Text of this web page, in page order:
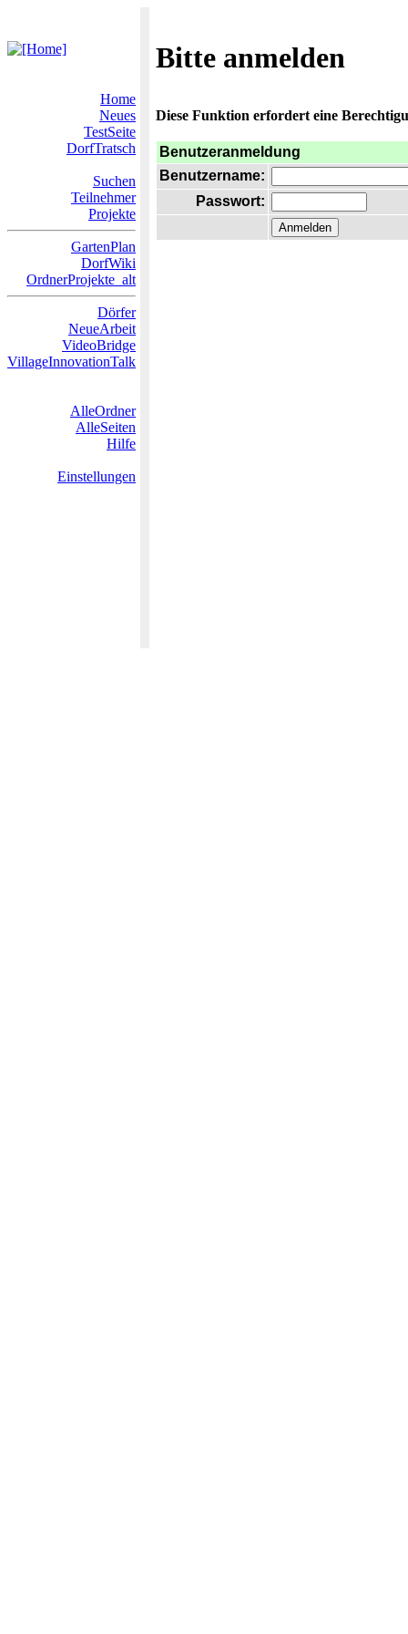
Bitte anmelden
Home
Neues
TestSeite
DorfTratsch
Suchen
Teilnehmer
Projekte
GartenPlan
DorfWiki
OrdnerProjekte_alt
Dörfer
NeueArbeit
VideoBridge
VillageInnovationTalk
AlleOrdner
AlleSeiten
Hilfe
Einstellungen
Diese Funktion erfordert eine
Benutzeranmeldung
Benutzername:
Passwort: